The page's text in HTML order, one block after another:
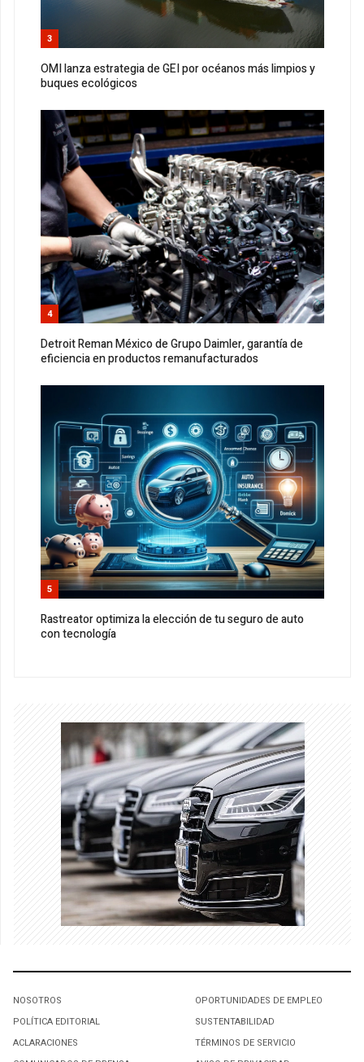
3
OMI lanza estrategia de GEI por océanos más limpios y
buques ecológicos
4
Detroit Reman México de Grupo Daimler, garantía de
eficiencia en productos remanufacturados
5
Rastreator optimiza la elección de tu seguro de auto
con tecnología
NOSOTROS
POLÍTICA EDITORIAL
ACLARACIONES
OPORTUNIDADES DE EMPLEO
SUSTENTABILIDAD
TÉRMINOS DE SERVICIO